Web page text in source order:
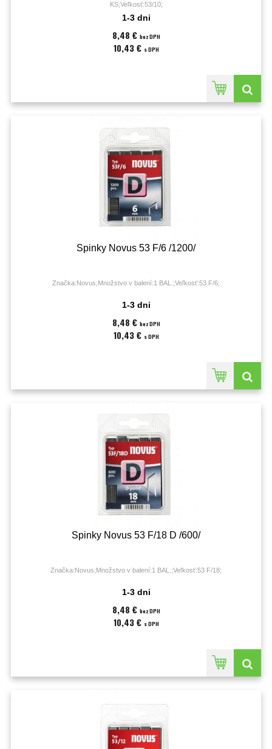
KS;Veľkosť:53/10;
1-3 dni
8,48 € bez DPH
10,43 € s DPH
Spinky Novus 53 F/6 /1200/
Značka:Novus;Množstvo v balení:1 BAL.;Veľkosť:53 F/6;
1-3 dni
8,48 € bez DPH
10,43 € s DPH
Spinky Novus 53 F/18 D /600/
Značka:Novus;Množstvo v balení:1 BAL.;Veľkosť:53 F/18;
1-3 dni
8,48 € bez DPH
10,43 € s DPH